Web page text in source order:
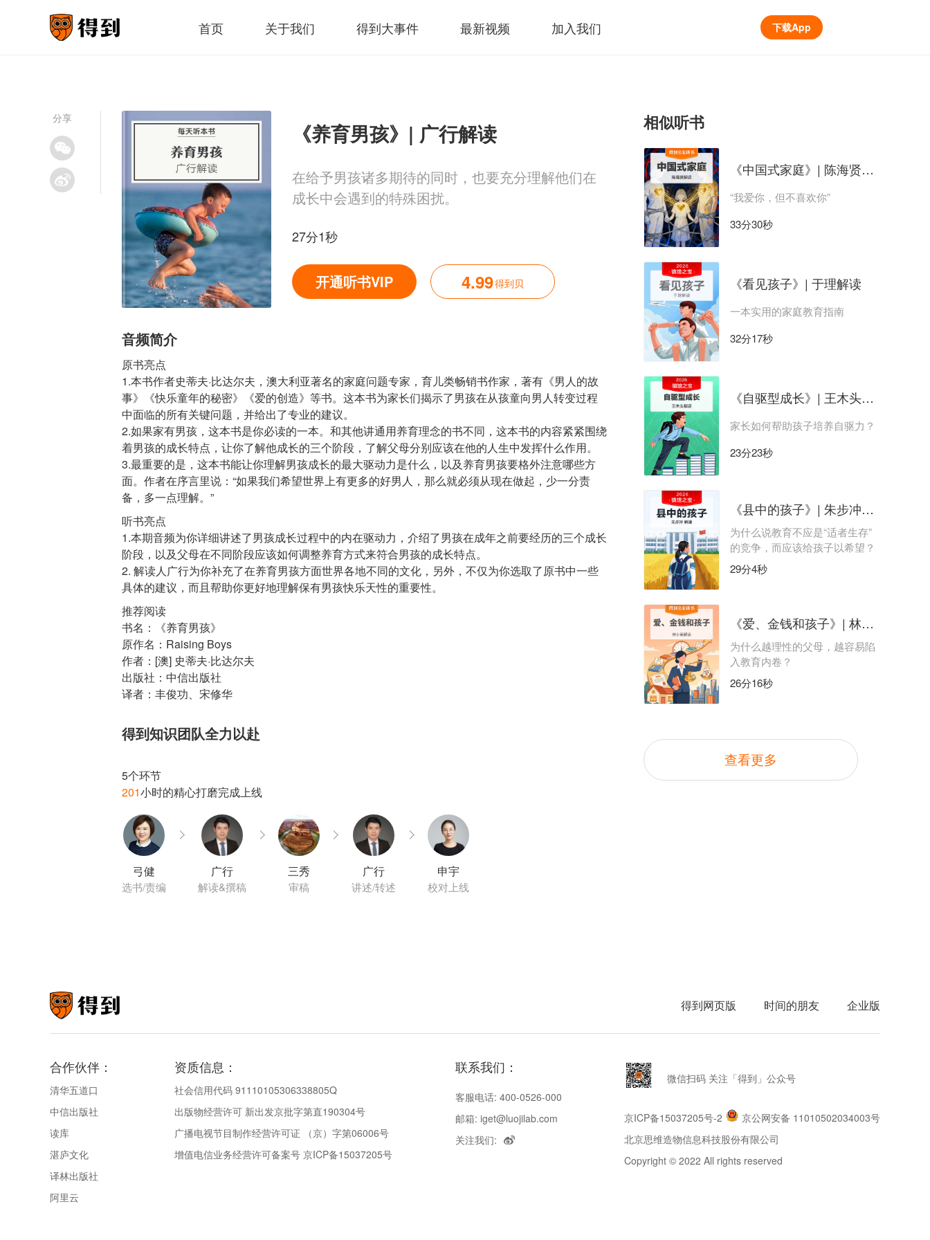
首页 关于我们 得到大事件 最新视频 加入我们 下载App
分享
《养育男孩》| 广行解读
在给予男孩诸多期待的同时，也要充分理解他们在
成长中会遇到的特殊困扰。
27分1秒
开通听书VIP 4.99得到贝
音频简介
原书亮点
1.本书作者史蒂夫·比达尔夫，澳大利亚著名的家庭问题专家，育儿类畅销书作家，著有《男人的故
事》《快乐童年的秘密》《爱的创造》等书。这本书为家长们揭示了男孩在从孩童向男人转变过程
中面临的所有关键问题，并给出了专业的建议。
2.如果家有男孩，这本书是你必读的一本。和其他讲通用养育理念的书不同，这本书的内容紧紧围绕
着男孩的成长特点，让你了解他成长的三个阶段，了解父母分别应该在他的人生中发挥什么作用。
3.最重要的是，这本书能让你理解男孩成长的最大驱动力是什么，以及养育男孩要格外注意哪些方
面。作者在序言里说：“如果我们希望世界上有更多的好男人，那么就必须从现在做起，少一分责
备，多一点理解。”
听书亮点
1.本期音频为你详细讲述了男孩成长过程中的内在驱动力，介绍了男孩在成年之前要经历的三个成长
阶段，以及父母在不同阶段应该如何调整养育方式来符合男孩的成长特点。
2. 解读人广行为你补充了在养育男孩方面世界各地不同的文化，另外，不仅为你选取了原书中一些
推荐阅读
书名：《养育男孩》
原作名：Raising Boys
作者：[澳] 史蒂夫·比达尔夫
出版社：中信出版社
译者：丰俊功、宋修华
得到知识团队全力以赴
5个环节
201
小时的精心打磨完成上线
弓健
选书/责编
广行
解读&撰稿
三秀
审稿
广行
讲述/转述
申宇
校对上线
相似听书
《中国式家庭》| 陈海贤解读
“我爱你，但不喜欢你”
33分30秒
《看见孩子》| 于理解读
一本实用的家庭教育指南
32分17秒
《自驱型成长》| 王木头解读
家长如何帮助孩子培养自驱力？
23分23秒
《县中的孩子》| 朱步冲解读
为什么说教育不应是“适者生存”
的竞争，而应该给孩子以希望？
29分4秒
《爱、金钱和孩子》| 林小英解读
为什么越理性的父母，越容易陷
入教育内卷？
26分16秒
查看更多
得到网页版 时间的朋友 企业版
合作伙伴：
清华五道口
中信出版社
读库
湛庐文化
译林出版社
阿里云
资质信息：
社会信用代码 91110105306338805Q
出版物经营许可 新出发京批字第直190304号
广播电视节目制作经营许可证 （京）字第06006号
增值电信业务经营许可备案号 京ICP备15037205号
联系我们：
客服电话: 400-0526-000
邮箱: iget@luojilab.com
关注我们:
微信扫码 关注「得到」公众号
京ICP备15037205号-2
京公网安备 11010502034003号
北京思维造物信息科技股份有限公司
Copyright © 2022 All rights reserved